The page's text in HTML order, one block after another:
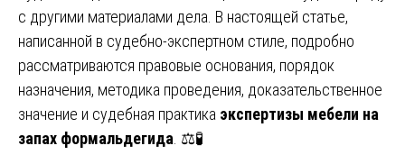
с другими материалами дела. В настоящей статье,
написанной в судебно-экспертном стиле, подробно
рассматриваются правовые основания, порядок
назначения, методика проведения, доказательственное
значение и судебная практика экспертизы мебели на
запах формальдегида. ⚖️🧪